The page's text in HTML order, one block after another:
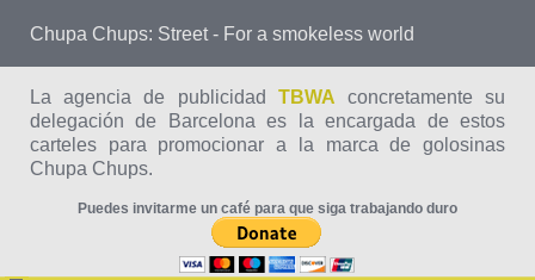
Chupa Chups: Street - For a smokeless world
La agencia de publicidad TBWA concretamente su
delegación de Barcelona es la encargada de estos
carteles para promocionar a la marca de golosinas
Chupa Chups.
Puedes invitarme un café para que siga trabajando duro